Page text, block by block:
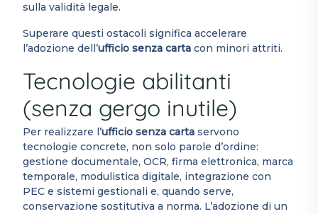
sulla validità legale.
Superare questi ostacoli significa accelerare
l’adozione dell’ufficio senza carta con minori attriti.
Tecnologie abilitanti
(senza gergo inutile)
Per realizzare l’ufficio senza carta servono
tecnologie concrete, non solo parole d’ordine:
gestione documentale, OCR, firma elettronica, marca
temporale, modulistica digitale, integrazione con
PEC e sistemi gestionali e, quando serve,
conservazione sostitutiva a norma. L’adozione di un